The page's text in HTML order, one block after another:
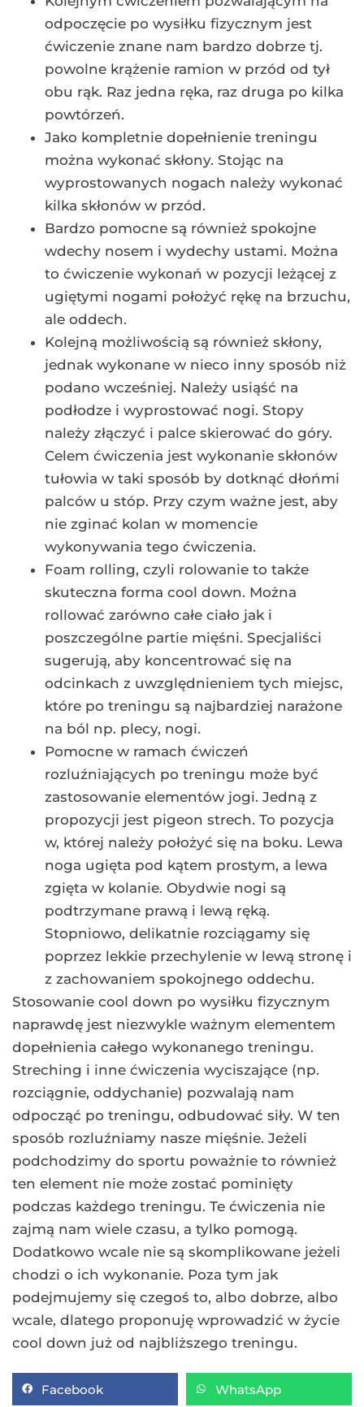
odpoczęcie po wysiłku fizycznym jest
ćwiczenie znane nam bardzo dobrze tj.
powolne krążenie ramion w przód od tył
obu rąk. Raz jedna ręka, raz druga po kilka
powtórzeń.
Jako kompletnie dopełnienie treningu
można wykonać skłony. Stojąc na
wyprostowanych nogach należy wykonać
kilka skłonów w przód.
Bardzo pomocne są również spokojne
wdechy nosem i wydechy ustami. Można
to ćwiczenie wykonań w pozycji leżącej z
ugiętymi nogami położyć rękę na brzuchu,
ale oddech.
Kolejną możliwością są również skłony,
jednak wykonane w nieco inny sposób niż
podano wcześniej. Należy usiąść na
podłodze i wyprostować nogi. Stopy
należy złączyć i palce skierować do góry.
Celem ćwiczenia jest wykonanie skłonów
tułowia w taki sposób by dotknąć dłońmi
palców u stóp. Przy czym ważne jest, aby
nie zginać kolan w momencie
wykonywania tego ćwiczenia.
Foam rolling, czyli rolowanie to także
skuteczna forma cool down. Można
rollować zarówno całe ciało jak i
poszczególne partie mięśni. Specjaliści
sugerują, aby koncentrować się na
odcinkach z uwzględnieniem tych miejsc,
które po treningu są najbardziej narażone
na ból np. plecy, nogi.
Pomocne w ramach ćwiczeń
rozluźniających po treningu może być
zastosowanie elementów jogi. Jedną z
propozycji jest pigeon strech. To pozycja
w, której należy położyć się na boku. Lewa
noga ugięta pod kątem prostym, a lewa
zgięta w kolanie. Obydwie nogi są
podtrzymane prawą i lewą ręką.
Stopniowo, delikatnie rozciągamy się
poprzez lekkie przechylenie w lewą stronę i
z zachowaniem spokojnego oddechu.
Stosowanie cool down po wysiłku fizycznym
naprawdę jest niezwykle ważnym elementem
dopełnienia całego wykonanego treningu.
Streching i inne ćwiczenia wyciszające (np.
rozciągnie, oddychanie) pozwalają nam
odpocząć po treningu, odbudować siły. W ten
sposób rozluźniamy nasze mięśnie. Jeżeli
podchodzimy do sportu poważnie to również
ten element nie może zostać pominięty
podczas każdego treningu. Te ćwiczenia nie
zajmą nam wiele czasu, a tylko pomogą.
Dodatkowo wcale nie są skomplikowane jeżeli
chodzi o ich wykonanie. Poza tym jak
podejmujemy się czegoś to, albo dobrze, albo
wcale, dlatego proponuję wprowadzić w życie
cool down już od najbliższego treningu.
Facebook WhatsApp